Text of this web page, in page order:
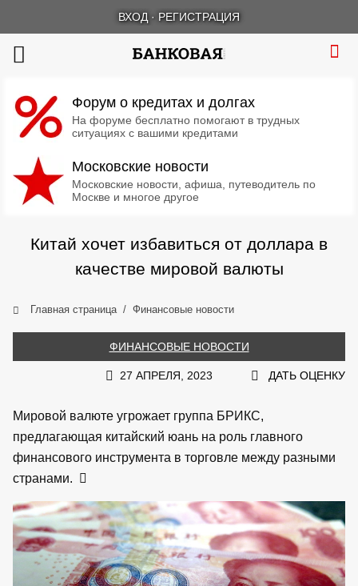
ВХОД · РЕГИСТРАЦИЯ
Форум о кредитах и долгах
На форуме бесплатно помогают в трудных
ситуациях с вашими кредитами
Московские новости
Московские новости, афиша, путеводитель по
Москве и многое другое
Китай хочет избавиться от доллара в
качестве мировой валюты
Главная страница Финансовые новости
ФИНАНСОВЫЕ НОВОСТИ
27 АПРЕЛЯ, 2023 ДАТЬ ОЦЕНКУ
Мировой валюте угрожает группа БРИКС,
предлагающая китайский юань на роль главного
финансового инструмента в торговле между разными
странами.